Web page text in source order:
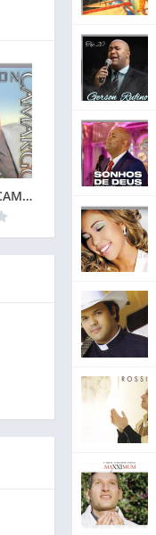
WELINGTON CAMARGO (1999)